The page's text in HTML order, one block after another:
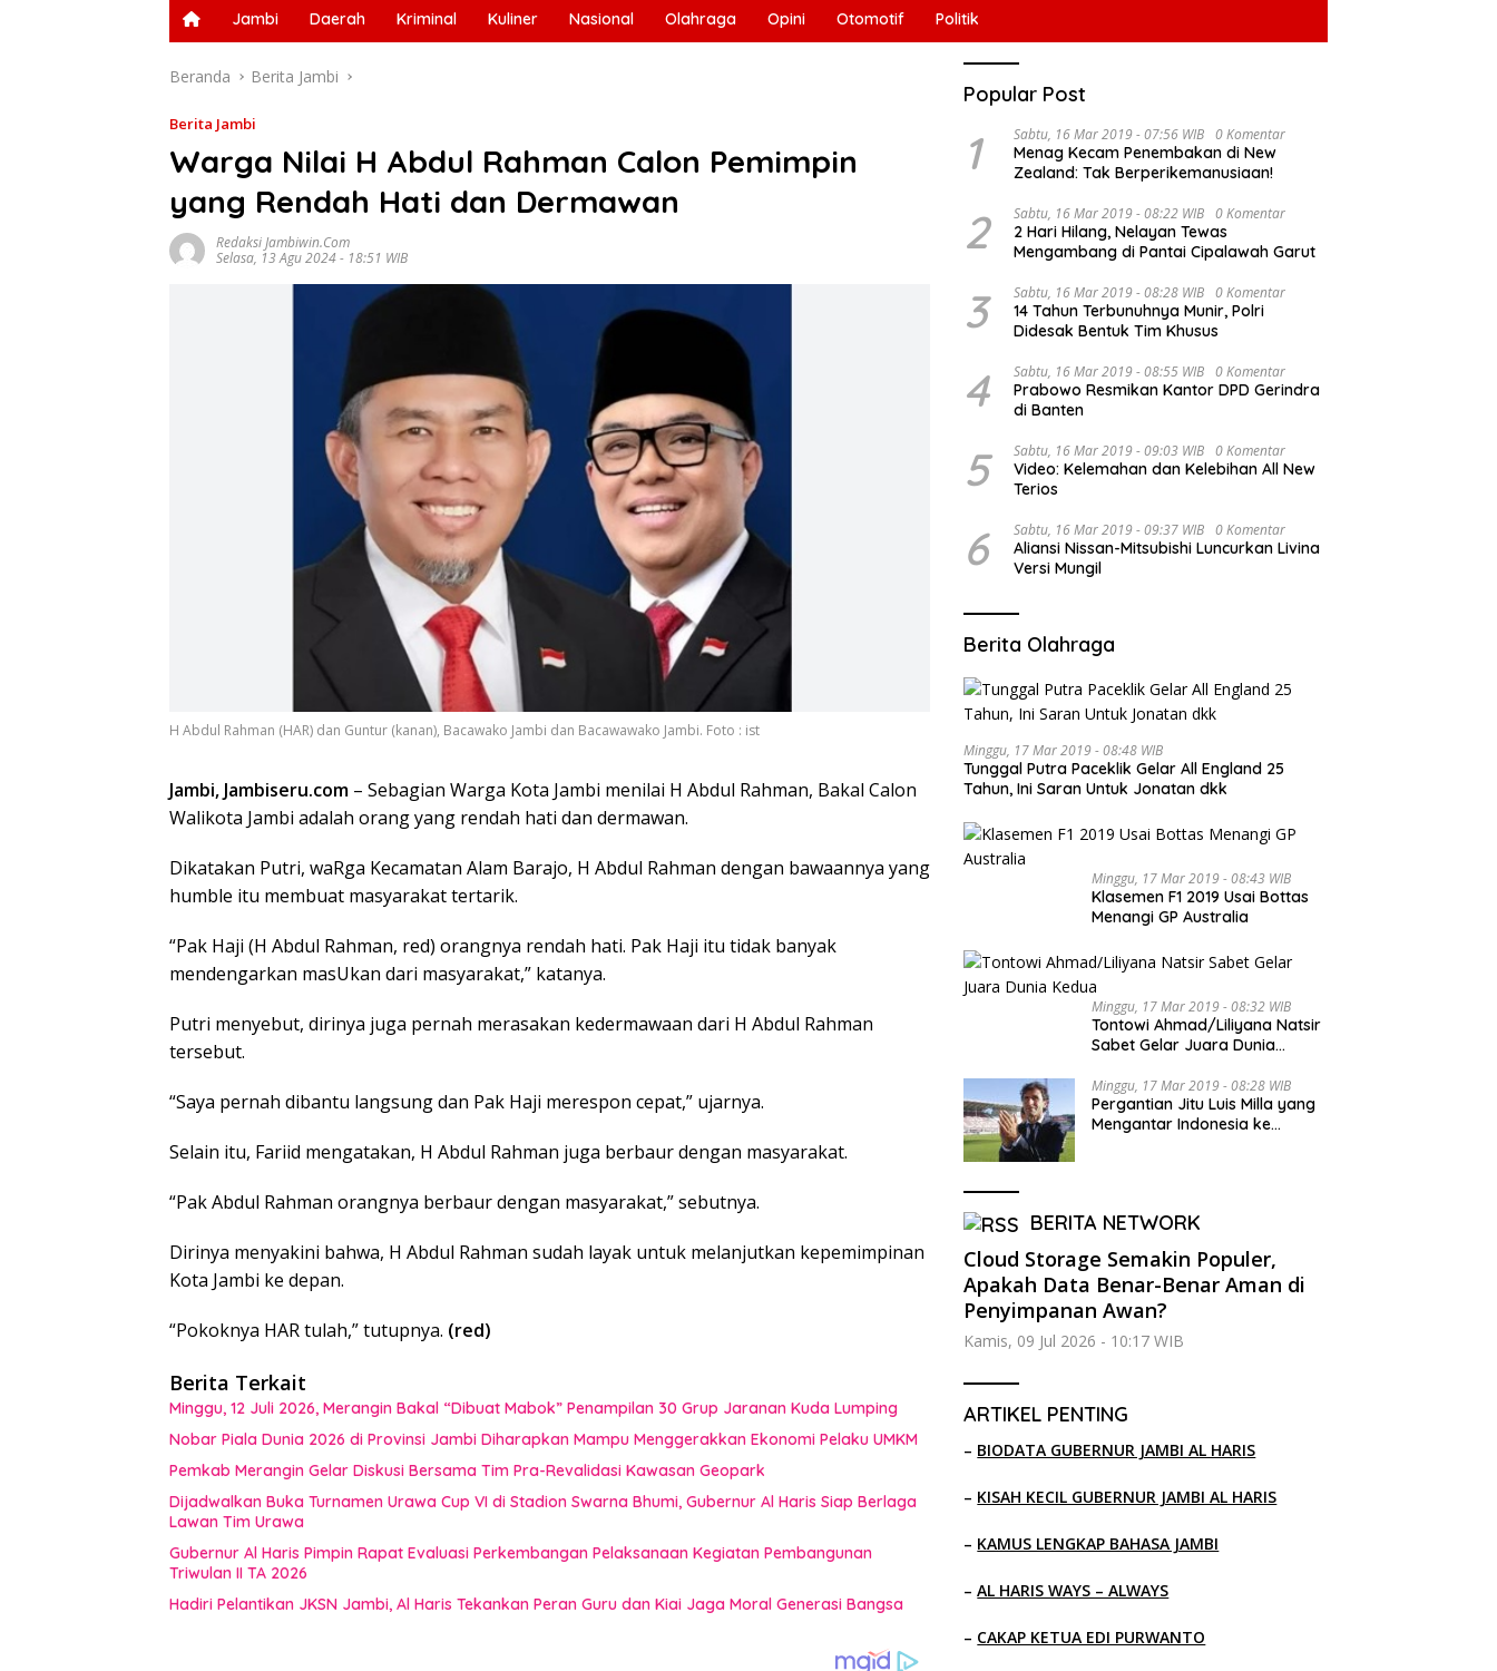
Jambi Daerah Kriminal Kuliner Nasional Olahraga Opini Otomotif Politik
Beranda Berita Jambi
Berita Jambi
Warga Nilai H Abdul Rahman Calon Pemimpin
yang Rendah Hati dan Dermawan
Redaksi Jambiwin.com
Selasa, 13 Agu 2024 - 18:51 WIB
H Abdul Rahman (HAR) dan Guntur (kanan), Bacawako Jambi dan Bacawawako Jambi. Foto : ist
Jambi, Jambiseru.com – Sebagian Warga Kota Jambi menilai H Abdul Rahman, Bakal Calon
Walikota Jambi adalah orang yang rendah hati dan dermawan.
Dikatakan Putri, waRga Kecamatan Alam Barajo, H Abdul Rahman dengan bawaannya yang
humble itu membuat masyarakat tertarik.
“Pak Haji (H Abdul Rahman, red) orangnya rendah hati. Pak Haji itu tidak banyak
mendengarkan masUkan dari masyarakat,” katanya.
Putri menyebut, dirinya juga pernah merasakan kedermawaan dari H Abdul Rahman
tersebut.
“Saya pernah dibantu langsung dan Pak Haji merespon cepat,” ujarnya.
Selain itu, Fariid mengatakan, H Abdul Rahman juga berbaur dengan masyarakat.
“Pak Abdul Rahman orangnya berbaur dengan masyarakat,” sebutnya.
Dirinya menyakini bahwa, H Abdul Rahman sudah layak untuk melanjutkan kepemimpinan
Kota Jambi ke depan.
“Pokoknya HAR tulah,” tutupnya. (red)
Berita Terkait
Minggu, 12 Juli 2026, Merangin Bakal “Dibuat Mabok” Penampilan 30 Grup Jaranan Kuda Lumping
Nobar Piala Dunia 2026 di Provinsi Jambi Diharapkan Mampu Menggerakkan Ekonomi Pelaku UMKM
Pemkab Merangin Gelar Diskusi Bersama Tim Pra-Revalidasi Kawasan Geopark
Dijadwalkan Buka Turnamen Urawa Cup VI di Stadion Swarna Bhumi, Gubernur Al Haris Siap Berlaga
Lawan Tim Urawa
Gubernur Al Haris Pimpin Rapat Evaluasi Perkembangan Pelaksanaan Kegiatan Pembangunan
Triwulan II TA 2026
Hadiri Pelantikan JKSN Jambi, Al Haris Tekankan Peran Guru dan Kiai Jaga Moral Generasi Bangsa
Popular Post
1 Sabtu, 16 Mar 2019 - 07:56 WIB 0 Komentar
Menag Kecam Penembakan di New
Zealand: Tak Berperikemanusiaan!
2 Sabtu, 16 Mar 2019 - 08:22 WIB 0 Komentar
2 Hari Hilang, Nelayan Tewas
Mengambang di Pantai Cipalawah Garut
3 Sabtu, 16 Mar 2019 - 08:28 WIB 0 Komentar
14 Tahun Terbunuhnya Munir, Polri
Didesak Bentuk Tim Khusus
4 Sabtu, 16 Mar 2019 - 08:55 WIB 0 Komentar
Prabowo Resmikan Kantor DPD Gerindra
di Banten
5 Sabtu, 16 Mar 2019 - 09:03 WIB 0 Komentar
Video: Kelemahan dan Kelebihan All New
Terios
6 Sabtu, 16 Mar 2019 - 09:37 WIB 0 Komentar
Aliansi Nissan-Mitsubishi Luncurkan Livina
Versi Mungil
Berita Olahraga
Minggu, 17 Mar 2019 - 08:48 WIB
Tunggal Putra Paceklik Gelar All England 25
Tahun, Ini Saran Untuk Jonatan dkk
Minggu, 17 Mar 2019 - 08:43 WIB
Klasemen F1 2019 Usai Bottas
Menangi GP Australia
Minggu, 17 Mar 2019 - 08:32 WIB
Tontowi Ahmad/Liliyana Natsir
Sabet Gelar Juara Dunia
Minggu, 17 Mar 2019 - 08:28 WIB
Pergantian Jitu Luis Milla yang
Mengantar Indonesia ke
BERITA NETWORK
Cloud Storage Semakin Populer,
Apakah Data Benar-Benar Aman di
Penyimpanan Awan?
Kamis, 09 Jul 2026 - 10:17 WIB
ARTIKEL PENTING
– BIODATA GUBERNUR JAMBI AL HARIS
– KISAH KECIL GUBERNUR JAMBI AL HARIS
– KAMUS LENGKAP BAHASA JAMBI
–AL HARIS WAYS – ALWAYS
– CAKAP KETUA EDI PURWANTO